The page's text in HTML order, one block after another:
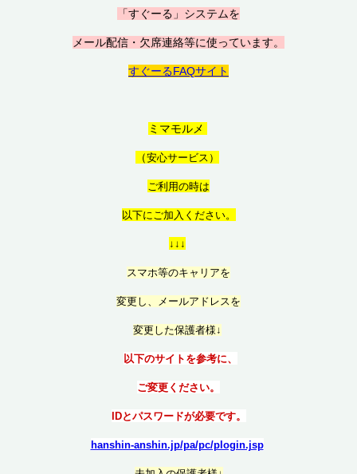
「すぐーる」システムを
メール配信・欠席連絡等に使っています。
すぐーるFAQサイト
ミマモルメ
（安心サービス）
ご利用の時は
以下にご加入ください。
↓↓↓
スマホ等のキャリアを
変更し、メールアドレスを
変更した保護者様↓
以下のサイトを参考に、
ご変更ください。
IDとパスワードが必要です。
hanshin-anshin.jp/pa/pc/plogin.jsp